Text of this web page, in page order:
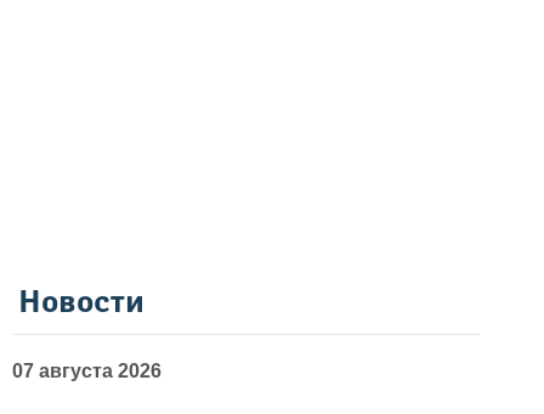
Новости
07 августа 2026